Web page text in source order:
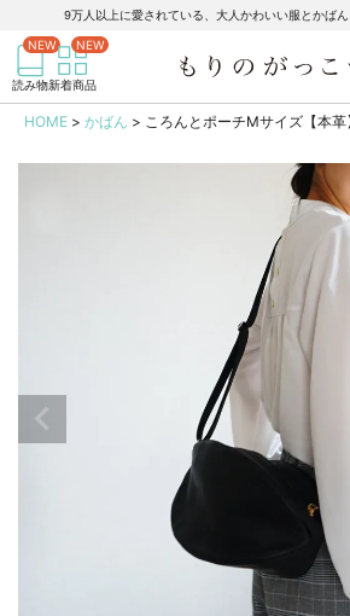
9万人以上に愛されている、大人かわいい服とかば
読み物新着商品
商品を検索
HOME かばん ころんとポーチMサイズ【本革